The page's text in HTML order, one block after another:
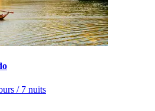
/ 7 nuits